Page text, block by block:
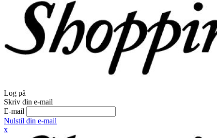
Log på
Skriv din e-mail
E-mail
Nulstil din e-mail
x